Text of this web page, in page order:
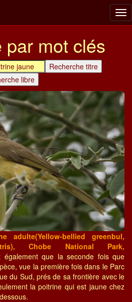
par mot clés
adulte(Yellow-bellied greenbul,
Chobe National Park,
également que la seconde fois que
vue la première fois dans le Parc
du Sud, prés de sa frontière avec le
la poitrine qui est jaune chez